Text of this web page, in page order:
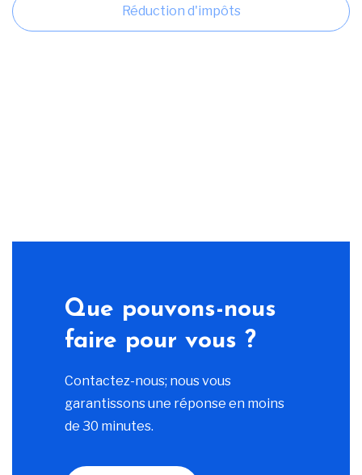
Réduction d'impôts
Que pouvons-nous
faire pour vous ?
Contactez-nous; nous vous
garantissons une réponse en moins
de 30 minutes.